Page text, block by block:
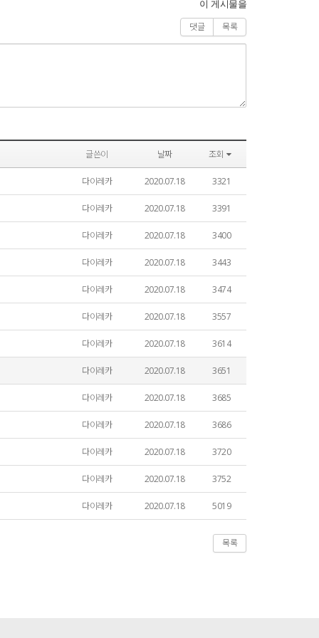
이 게시물을
댓글 목록
글쓴이 날짜 조회
다이레카 2020.07.18 3321
다이레카 2020.07.18 3391
다이레카 2020.07.18 3400
다이레카 2020.07.18 3443
다이레카 2020.07.18 3474
다이레카 2020.07.18 3557
다이레카 2020.07.18 3614
다이레카 2020.07.18 3651
다이레카 2020.07.18 3685
다이레카 2020.07.18 3686
다이레카 2020.07.18 3720
다이레카 2020.07.18 3752
다이레카 2020.07.18 5019
목록